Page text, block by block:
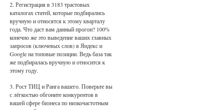
2. Регистрация в 3183 трастовых
каталогах статей, которые подбирались
вручную и относятся к этому кварталу
года. Что даст вам данный прогон? 100%
конечно же это выведение ваших главных
запросов (ключевых слов) в Яндекс и
Google на топовые позиции. Ведь база так
же подбиралась вручную и относится к
этому году.
3. Рост ТИЦ и Ранга вашего. Поверьте вы
с лёгкостью обгоните конкурентов в
вашей сфере бизнеса по низкочастотным